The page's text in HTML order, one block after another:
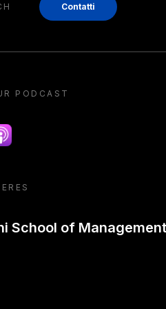
Contatti
PODCAST
podcast
School of Management